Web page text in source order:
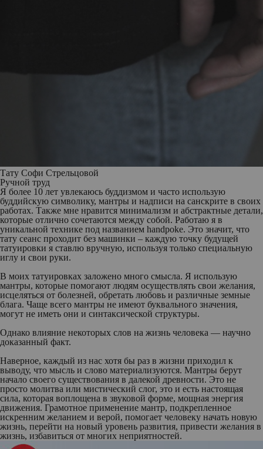
Тату Софи Стрельцовой
Ручной труд
Я более 10 лет увлекаюсь буддизмом и часто использую
буддийскую символику, мантры и надписи на санскрите в своих
работах. Также мне нравится минимализм и абстрактные детали,
которые отлично сочетаются между собой. Работаю я в
уникальной технике под названием handpoke. Это значит, что
тату сеанс проходит без машинки – каждую точку будущей
татуировки я ставлю вручную, используя только специальную
иглу и свои руки.
В моих татуировках заложено много смысла. Я использую
мантры, которые помогают людям осуществлять свои желания,
исцеляться от болезней, обретать любовь и различные земные
блага. Чаще всего мантры не имеют буквального значения,
могут не иметь они и синтаксической структуры.
Однако влияние некоторых слов на жизнь человека — научно
доказанный факт.
Наверное, каждый из нас хотя бы раз в жизни приходил к
выводу, что мысль и слово материализуются. Мантры берут
начало своего существования в далекой древности. Это не
просто молитва или мистический слог, это и есть настоящая
сила, которая воплощена в звуковой форме, мощная энергия
движения. Грамотное применение мантр, подкрепленное
искренним желанием и верой, помогает человеку начать новую
жизнь, перейти на новый уровень развития, привести желания в
жизнь, избавиться от многих неприятностей.